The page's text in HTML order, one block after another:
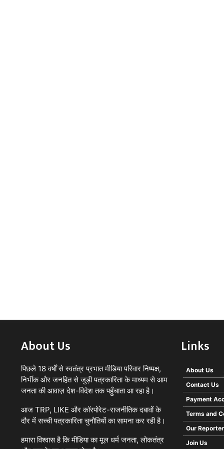
About Us
पिछले 18 वर्षों से स्वतंत्र प्रभात मीडिया परिवार निष्पक्ष,
निर्भीक और जनहित से जुड़ी पत्रकारिता के माध्यम से आम
जनता की आवाज़ देश-विदेश तक पहुँचाता आ रहा है।
आज TRP, LIKE और कॉरपोरेट-राजनीतिक दबावों के
दौर में सच्ची पत्रकारिता चुनौतियों का सामना कर रही है।
हमारा विश्वास है कि मीडिया का मूल धर्म जनता, लोकतंत्र
Links
About Us
Contact Us
Payment
Terms and
Our
Join Us